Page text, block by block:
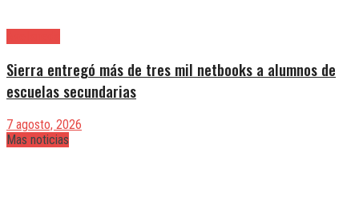
Sierra entregó más de tres mil netbooks a alumnos de
escuelas secundarias
7 agosto, 2026
Mas noticias